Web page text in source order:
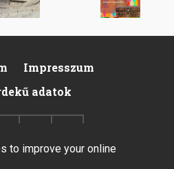
Impresszum
adatok
to improve your online